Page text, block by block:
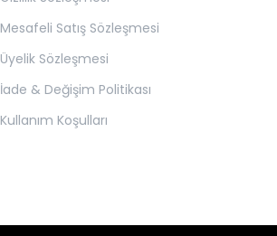
Mesafeli Satış Sözleşmesi
Üyelik Sözleşmesi
İade & Değişim Politikası
Kullanım Koşulları